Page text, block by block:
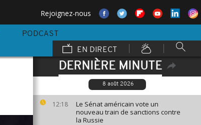
Rejoignez-nous
PODCAST
EN DIRECT
DERNIÈRE MINUTE
8 août 2026
12:18
Le Sénat américain vote un
nouveau train de sanctions contre
la Russie